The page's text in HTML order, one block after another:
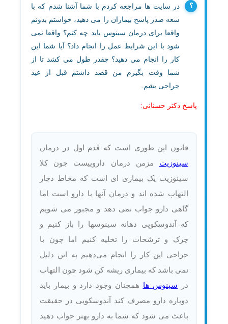
در سایت ها مراجعه کردم با شما آشنا شدم که با
سعه صدر پاسخ بیماران را می دهید، خواستم بدونم
واقعا برای درمان سینوس باید چه کنم؟ واقعا نمی
شود با این شرایط عمل را انجام داد؟ آیا شما این
کار را انجام می دهید؟ چقدر طول می کشد تا از
شما وقت بگیرم من قصد داشتم قبل از عید
جراحی بشم.
پاسخ دکتر حسنانی:
قانون این طوری است که قدم اول در درمان
سینوزیت مزمن درمان داروییست چون کلا
سینوزیت یک بیماری ای است که مخاط دچار
التهاب شده اند و درمان آنها با دارو است اما
گاهی دارو جواب نمی دهد و مجبور می شویم
که آندوسکوپی دهانه سینوسها را باز کنیم و
چرک و ترشحات را تخلیه کنیم اما چون با
جراحی این کار را انجام می‌دهیم به این دلیل
نمی باشد که بیماری ریشه کن شود چون التهاب
در سینوس ها همچنان وجود دارد و بیمار باید
دوباره دارو مصرف کند آندوسکوپی در حقیقت
باعث می شود که شما به دارو بهتر جواب دهید